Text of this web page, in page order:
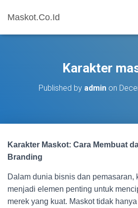
Maskot.Co.Id
Karakter
Published by adminon
Karakter Maskot: Cara Membuat
Branding
Dalam dunia bisnis dan pemasaran,
menjadi elemen penting untuk
merek yang kuat. Maskot tidak